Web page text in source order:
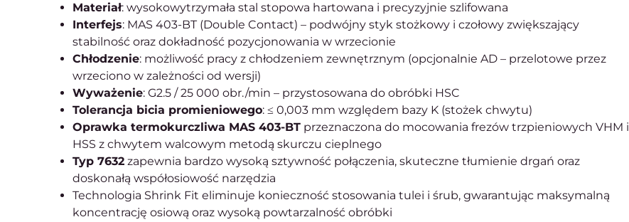
Materiał: wysokowytrzymała stal stopowa hartowana i precyzyjnie szlifowana
Interfejs: MAS 403-BT (Double Contact) – podwójny styk stożkowy i czołowy zwiększający
stabilność oraz dokładność pozycjonowania w wrzecionie
Chłodzenie: możliwość pracy z chłodzeniem zewnętrznym (opcjonalnie AD – przelotowe przez
wrzeciono w zależności od wersji)
Wyważenie: G2.5 / 25 000 obr./min – przystosowana do obróbki HSC
Tolerancja bicia promieniowego: ≤ 0,003 mm względem bazy K (stożek chwytu)
Oprawka termokurczliwa MAS 403-BT przeznaczona do mocowania frezów trzpieniowych VHM i
HSS z chwytem walcowym metodą skurczu cieplnego
Typ 7632 zapewnia bardzo wysoką sztywność połączenia, skuteczne tłumienie drgań oraz
doskonałą współosiowość narzędzia
Technologia Shrink Fit eliminuje konieczność stosowania tulei i śrub, gwarantując maksymalną
koncentrację osiową oraz wysoką powtarzalność obróbki